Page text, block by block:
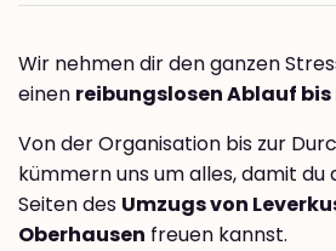
Wir nehmen dir den ganzen
einen reibungslosen Ablauf
Von der Organisation bis zur
kümmern uns um alles, damit du
Seiten des Umzugs von
Oberhausen freuen kannst.